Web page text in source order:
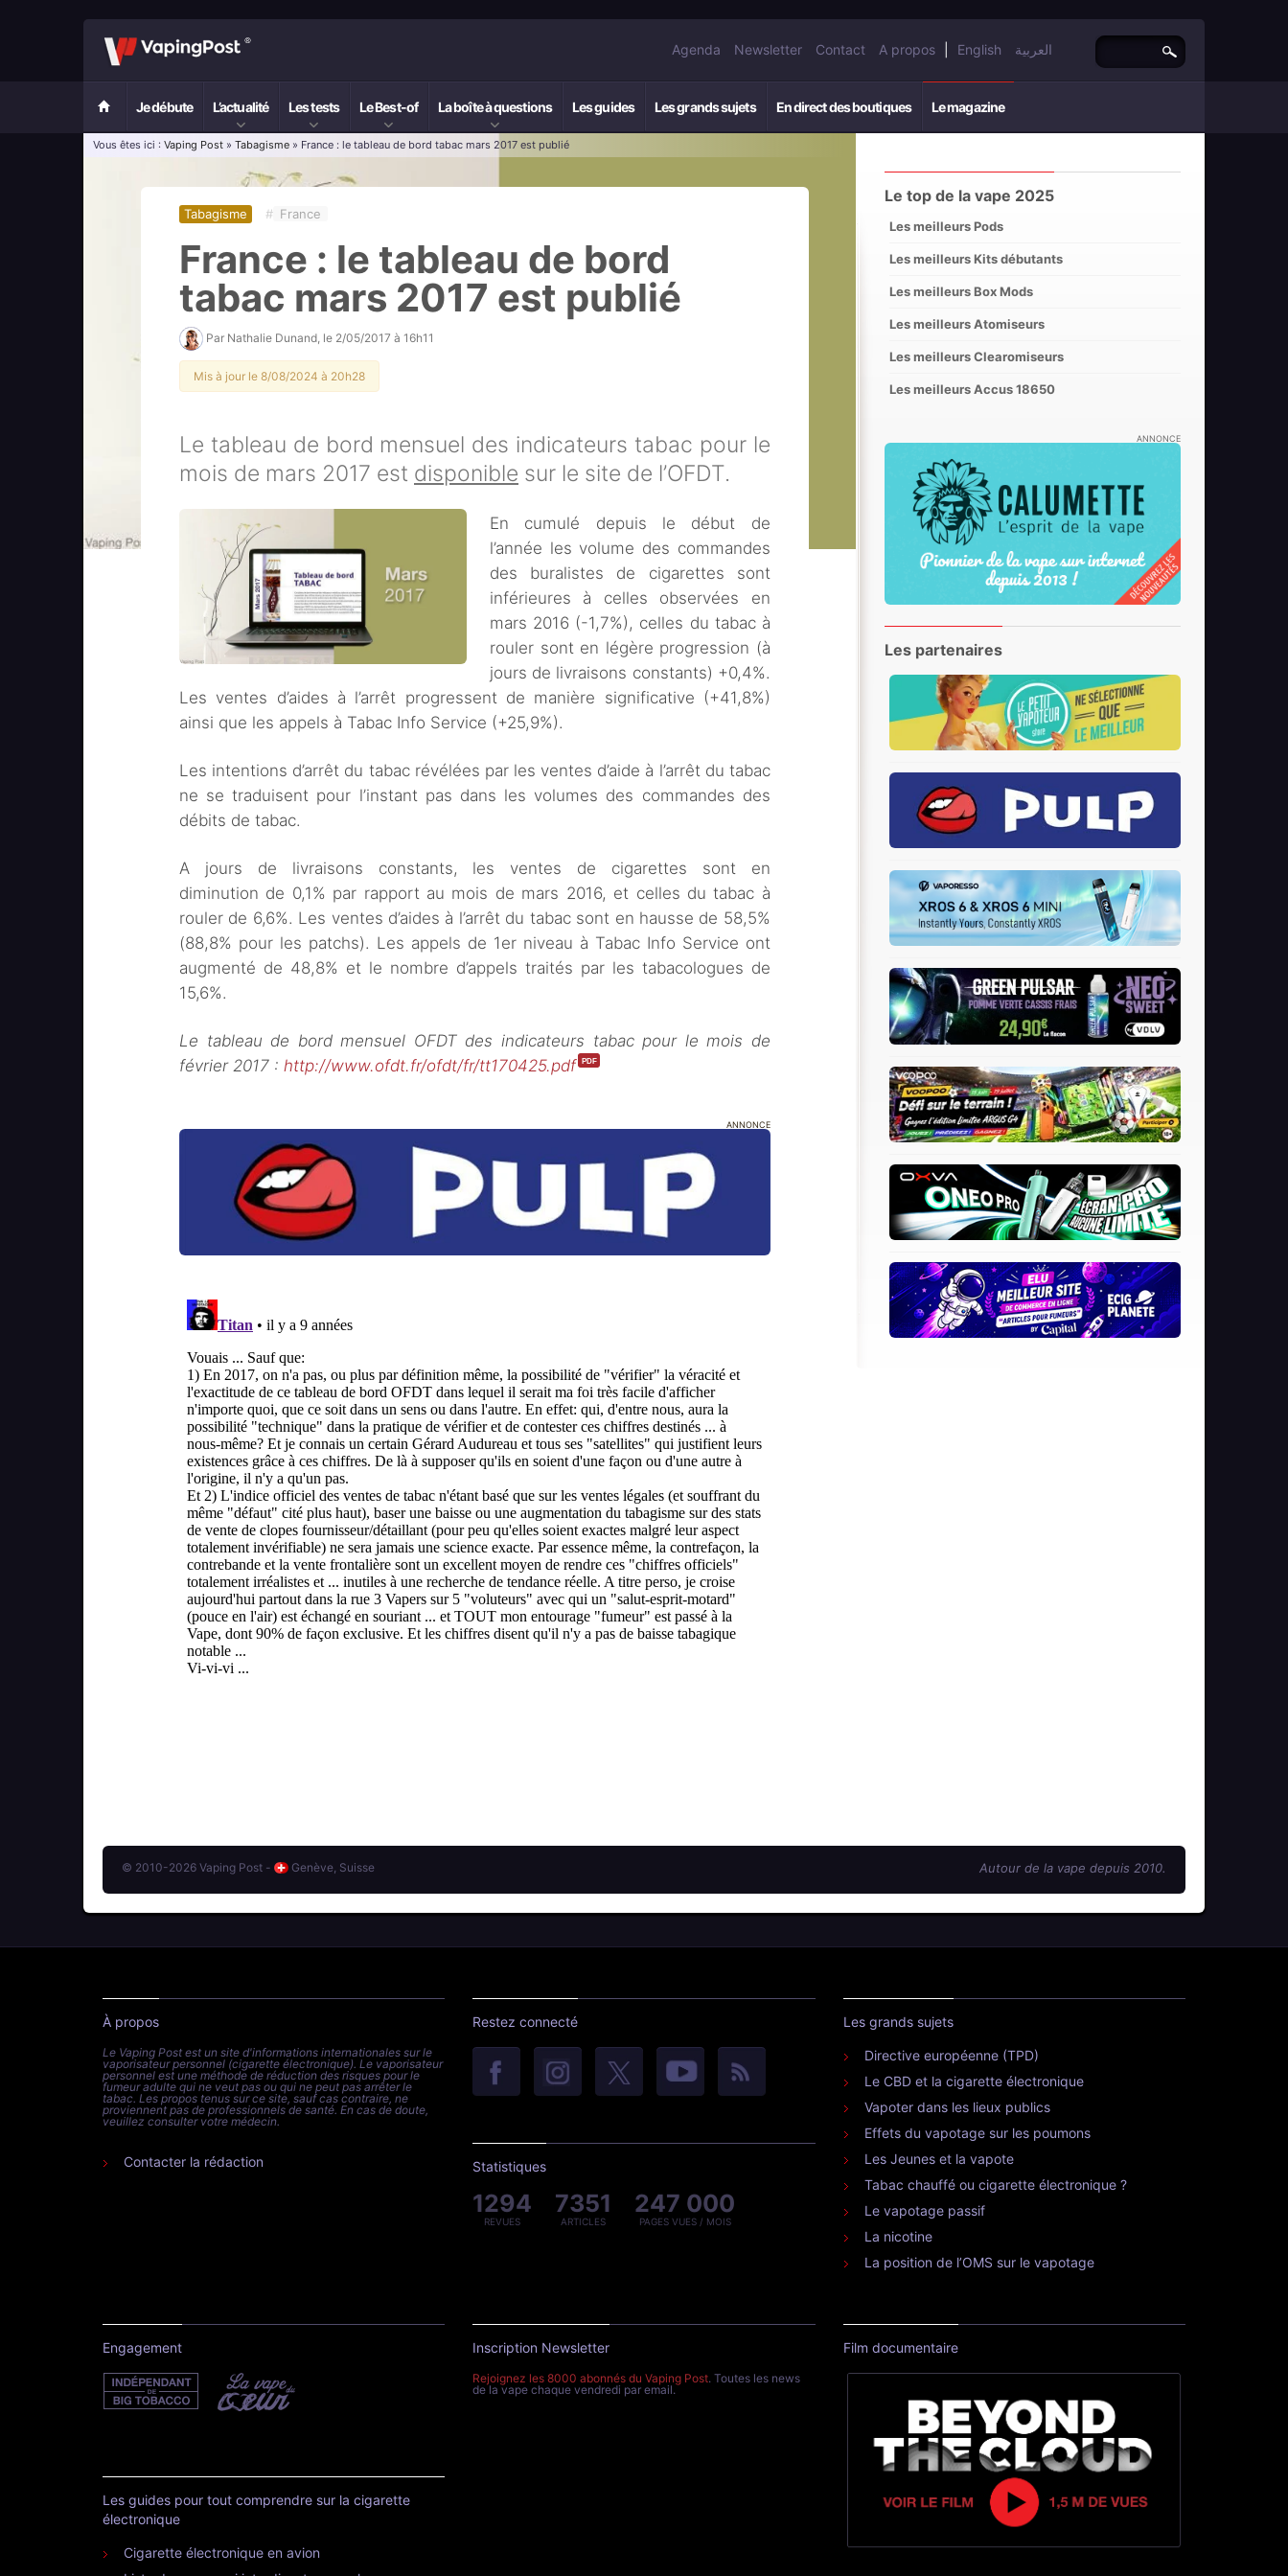
Agenda Newsletter Contact A propos English العربية
Je débute L’actualité Les tests Le Best-of La boîte à questions Les guides Les grands sujets En direct des boutiques Le magazine
Vous êtes ici : Vaping Post » Tabagisme » France : le tableau de bord tabac mars 2017 est publié
Tabagisme # France
France : le tableau de bord
tabac mars 2017 est publié
Par Nathalie Dunand , le 2/05/2017 à 16h11
Mis à jour le 8/08/2024 à 20h28
Le tableau de bord mensuel des indicateurs tabac pour le
mois de mars 2017 est disponible sur le site de l’OFDT.
En cumulé depuis le début de
l’année les volume des commandes
des buralistes de cigarettes sont
inférieures à celles observées en
mars 2016 (-1,7%), celles du tabac à
rouler sont en légère progression (à
jours de livraisons constants) +0,4%.
Les ventes d’aides à l’arrêt progressent de manière significative (+41,8%)
ainsi que les appels à Tabac Info Service (+25,9%).
Les intentions d’arrêt du tabac révélées par les ventes d’aide à l’arrêt du tabac
ne se traduisent pour l’instant pas dans les volumes des commandes des
débits de tabac.
A jours de livraisons constants, les ventes de cigarettes sont en
diminution de 0,1% par rapport au mois de mars 2016, et celles du tabac à
rouler de 6,6%. Les ventes d’aides à l’arrêt du tabac sont en hausse de 58,5%
(88,8% pour les patchs). Les appels de 1er niveau à Tabac Info Service ont
augmenté de 48,8% et le nombre d’appels traités par les tabacologues de
15,6%.
Le tableau de bord mensuel OFDT des indicateurs tabac pour le mois de
février 2017 : http://www.ofdt.fr/ofdt/fr/tt170425.pdf
ANNONCE
Le top de la vape 2025
Les meilleurs Pods
Les meilleurs Kits débutants
Les meilleurs Box Mods
Les meilleurs Atomiseurs
Les meilleurs Clearomiseurs
Les meilleurs Accus 18650
ANNONCE
Les partenaires
© 2010-2026 Vaping Post - Genève, Suisse Autour de la vape depuis 2010.
À propos
Le Vaping Post est un site d'informations internationales sur le
vaporisateur personnel (cigarette électronique). Le vaporisateur
personnel est une méthode de réduction des risques pour le
fumeur adulte qui ne veut pas ou qui ne peut pas arrêter le
tabac. Les propos tenus sur ce site, sauf cas contraire, ne
proviennent pas de professionnels de santé. En cas de doute,
veuillez consulter votre médecin.
Contacter la rédaction
Restez connecté
Statistiques
1294
REVUES
7351
ARTICLES
247 000
PAGES VUES / MOIS
Les grands sujets
Directive européenne (TPD)
Le CBD et la cigarette électronique
Vapoter dans les lieux publics
Effets du vapotage sur les poumons
Les Jeunes et la vapote
Tabac chauffé ou cigarette électronique ?
Le vapotage passif
La nicotine
La position de l’OMS sur le vapotage
Engagement
Les guides pour tout comprendre sur la cigarette
électronique
Cigarette électronique en avion
Inscription Newsletter
Rejoignez les 8000 abonnés du Vaping Post. Toutes les news
de la vape chaque vendredi par email.
Film documentaire